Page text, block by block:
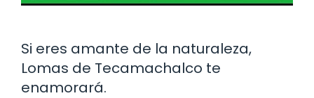
Si eres amante de la naturaleza,
Lomas de Tecamachalco te
enamorará.